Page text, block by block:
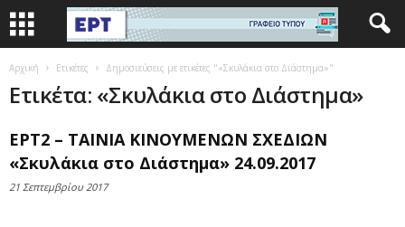
Αρχική Ετικέτες Δημοσιεύσεις με ετικέτες "«Σκυλάκια στο Διάστημα»"
Ετικέτα: «Σκυλάκια στο Διάστημα»
ΕΡΤ2 – ΤΑΙΝΙΑ ΚΙΝΟΥΜΕΝΩΝ ΣΧΕΔΙΩΝ
«Σκυλάκια στο Διάστημα» 24.09.2017
21 Σεπτεμβρίου 2017